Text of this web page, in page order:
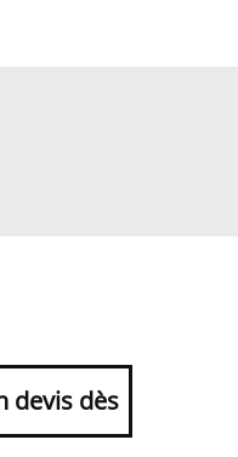
devis dès